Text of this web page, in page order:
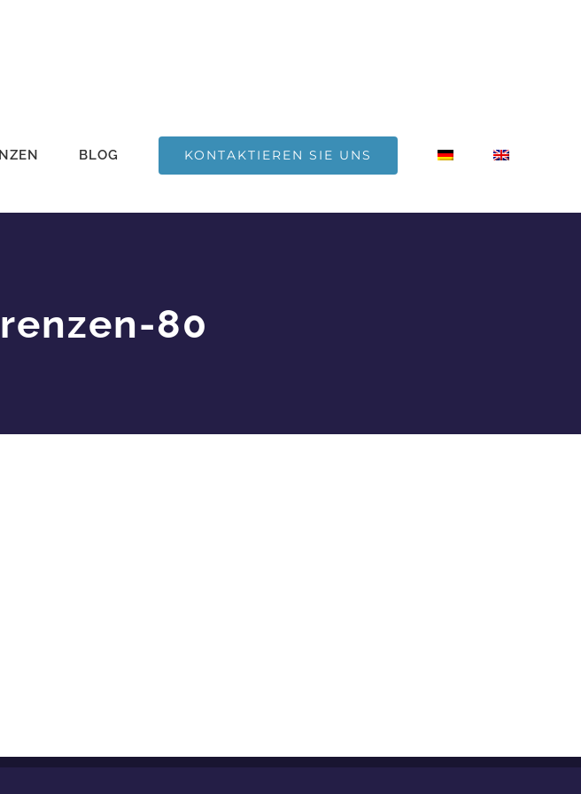
BLOG KONTAKTIEREN SIE UNS
80